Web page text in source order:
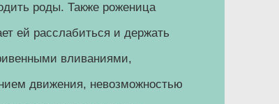
роды. Также роженица
ей расслабиться и держать
вливаниями,
движения, невозможностью